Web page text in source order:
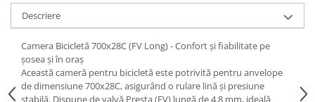
Descriere
Camera Bicicletă 700x28C (FV Long) - Confort și fiabilitate pe
șosea și în oraș
Această cameră pentru bicicletă este potrivită pentru anvelope
de dimensiune 700x28C, asigurând o rulare lină și presiune
stabilă. Dispune de valvă Presta (FV) lungă de 4.8 mm, ideală